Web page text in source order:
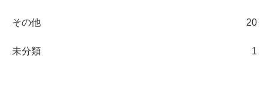
その他 20
未分類 1